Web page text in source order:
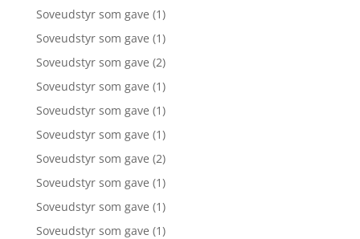
Soveudstyr som gave (1)
Soveudstyr som gave (1)
Soveudstyr som gave (2)
Soveudstyr som gave (1)
Soveudstyr som gave (1)
Soveudstyr som gave (1)
Soveudstyr som gave (2)
Soveudstyr som gave (1)
Soveudstyr som gave (1)
Soveudstyr som gave (1)